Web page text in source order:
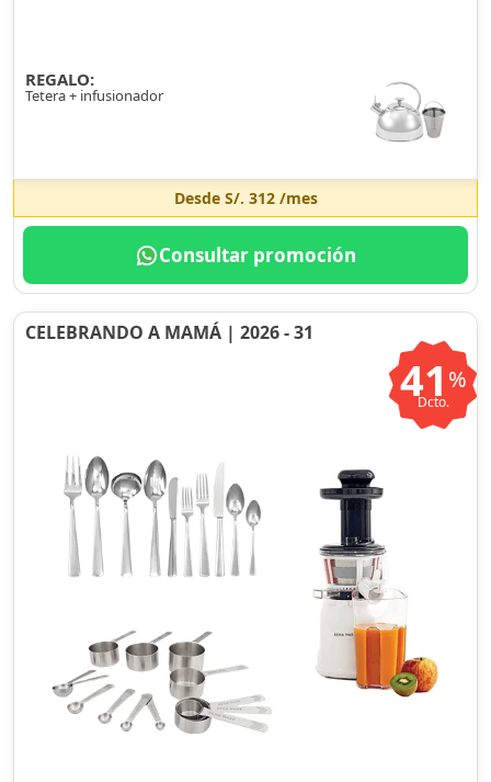
REGALO:
Tetera + infusionador
Desde S/. 312/mes
Consultar promoción
CELEBRANDO A MAMÁ | 2026 - 31
41 %
Dcto.